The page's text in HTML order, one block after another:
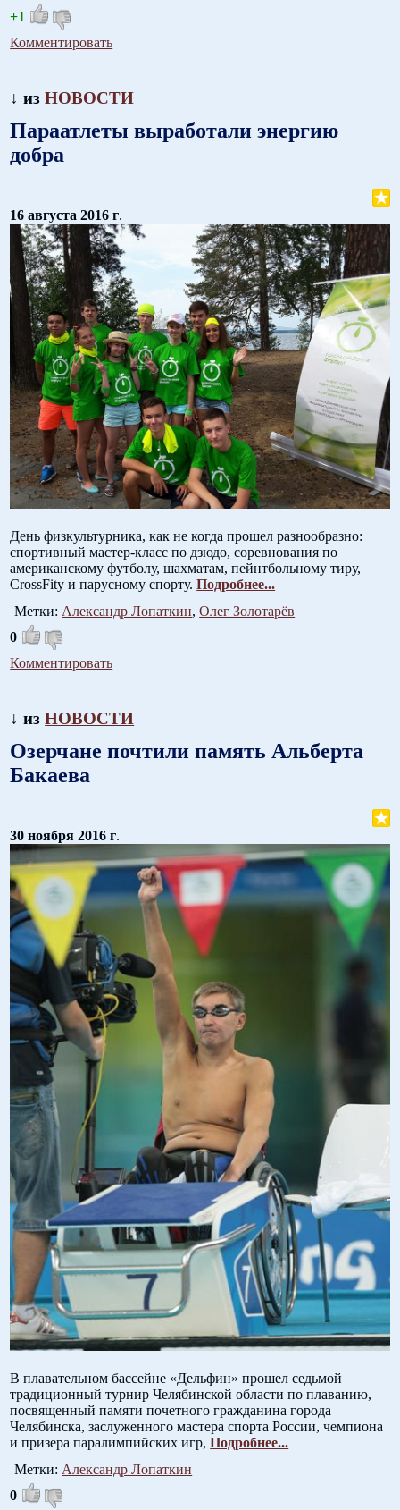
+1
Комментировать
↓ изНОВОСТИ
Параатлеты выработали энергию
добра
16 августа 2016 г.
День физкультурника, как не когда прошел разнообразно:
спортивный мастер-класс по дзюдо, соревнования по
американскому футболу, шахматам, пейнтбольному тиру,
CrossFitу и парусному спорту.Подробнее...
Метки: Александр Лопаткин, Олег Золотарёв
0
Комментировать
↓ изНОВОСТИ
Озерчане почтили память Альберта
Бакаева
30 ноября 2016 г.
В плавательном бассейне «Дельфин» прошел седьмой
традиционный турнир Челябинской области по плаванию,
посвященный памяти почетного гражданина города
Челябинска, заслуженного мастера спорта России, чемпиона
и призера паралимпийских игр,Подробнее...
Метки: Александр Лопаткин
0